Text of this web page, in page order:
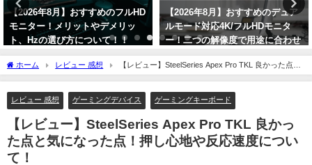
【2026年8月】おすすめのデュア
ルモード対応4K/フルHDモニタ
ー！二つの解像度で用途に合わせ
て使い分けられる！
【2026年8月】おすすめの4Kモニ
ター！メリットとデメリット、選
び方について！
ホーム レビュー 感想
【レビュー】SteelSeries Apex Pro TKL 良かった点と
気になった点！押し心地や反応速度について！
レビュー 感想 ゲーミングデバイス ゲーミングキーボード
【レビュー】SteelSeries Apex Pro TKL 良かっ
た点と気になった点！押し心地や反応速度につい
て！